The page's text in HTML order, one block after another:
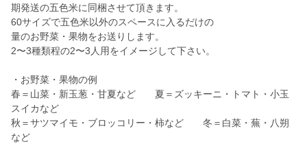
期発送の五色米に同梱させて頂きます。
60サイズで五色米以外のスペースに入るだけの
量のお野菜・果物をお送りします。
2〜3種類程の2〜3人用をイメージして下さい。
・お野菜・果物の例
春＝山菜・新玉葱・甘夏など 夏＝ズッキーニ・トマト・小玉
スイカなど
秋＝サツマイモ・ブロッコリー・柿など 冬＝白菜・蕪・八朔
など